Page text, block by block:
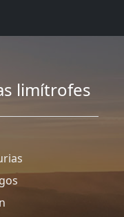
limítrofes